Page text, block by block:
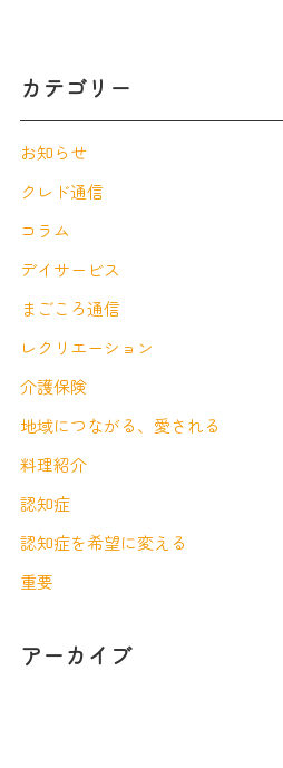
カテゴリー
お知らせ
クレド通信
コラム
デイサービス
まごころ通信
レクリエーション
介護保険
地域につながる、愛される
料理紹介
認知症
認知症を希望に変える
重要
アーカイブ